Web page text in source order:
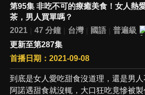
第95集 非吃不可的療癒美食！女人熱
茶，男人買單嗎？
2021
47 分鐘 台灣 國語
普遍級
更新至第287集
首播日期：2021-09-08
到底是女人愛吃甜食沒道理，還是男人
阿諾遇甜食就沒輒，大口狂吃竟慘被